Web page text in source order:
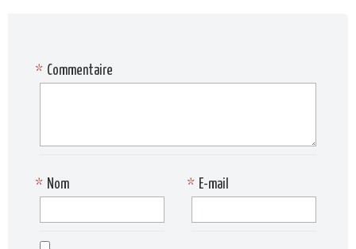
Commentaire
*
Nom
* E-mail
*